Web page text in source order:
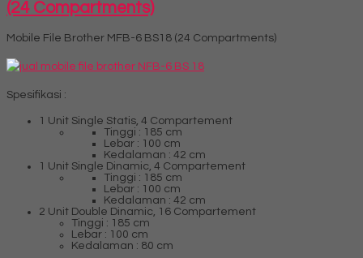
(24 Compartments)
Mobile File Brother MFB-6 BS18 (24 Compartments)
Spesifikasi :
1 Unit Single Statis, 4 Compartement
Tinggi : 185 cm
Lebar : 100 cm
Kedalaman : 42 cm
1 Unit Single Dinamic, 4 Compartement
Tinggi : 185 cm
Lebar : 100 cm
Kedalaman : 42 cm
2 Unit Double Dinamic, 16 Compartement
Tinggi : 185 cm
Lebar : 100 cm
Kedalaman : 80 cm